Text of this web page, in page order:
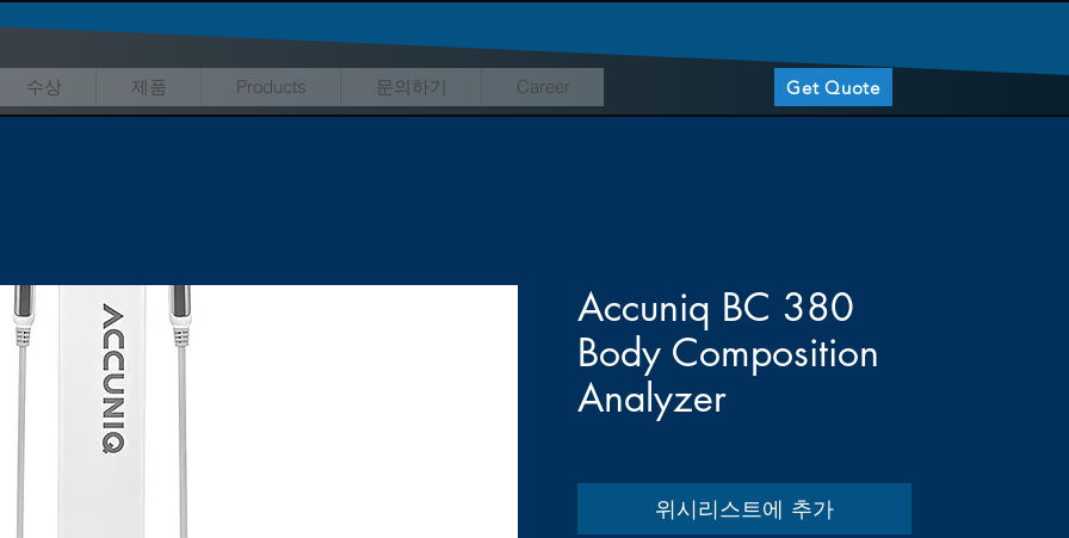
수상 제품 Products 문의하기 Career Get Quote
Accuniq BC 380
Body Composition
Analyzer
위시리스트에 추가